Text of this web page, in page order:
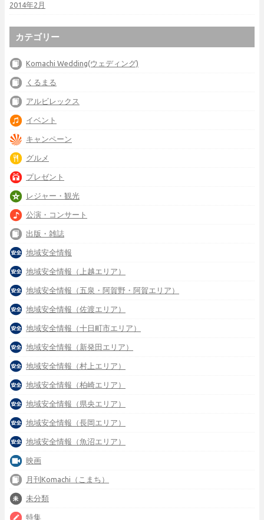
2014年2月
カテゴリー
Komachi Wedding(ウェディング)
くるまる
アルビレックス
イベント
キャンペーン
グルメ
プレゼント
レジャー・観光
公演・コンサート
出版・雑誌
地域安全情報
地域安全情報（上越エリア）
地域安全情報（五泉・阿賀野・阿賀エリア）
地域安全情報（佐渡エリア）
地域安全情報（十日町市エリア）
地域安全情報（新発田エリア）
地域安全情報（村上エリア）
地域安全情報（柏崎エリア）
地域安全情報（県央エリア）
地域安全情報（長岡エリア）
地域安全情報（魚沼エリア）
映画
月刊Komachi（こまち）
未分類
特集